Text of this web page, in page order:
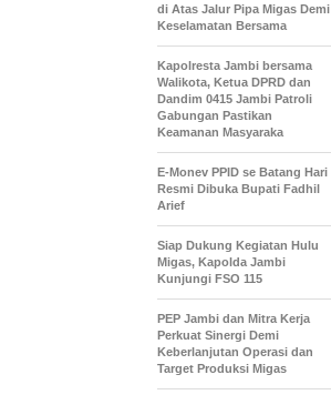
di Atas Jalur Pipa Migas Demi
Keselamatan Bersama
Kapolresta Jambi bersama
Walikota, Ketua DPRD dan
Dandim 0415 Jambi Patroli
Gabungan Pastikan
Keamanan Masyaraka
E-Monev PPID se Batang Hari
Resmi Dibuka Bupati Fadhil
Arief
Siap Dukung Kegiatan Hulu
Migas, Kapolda Jambi
Kunjungi FSO 115
PEP Jambi dan Mitra Kerja
Perkuat Sinergi Demi
Keberlanjutan Operasi dan
Target Produksi Migas